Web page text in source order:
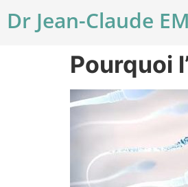
Dr Jean-Claude
Pourquoi